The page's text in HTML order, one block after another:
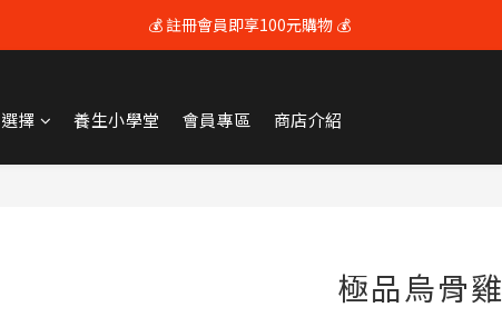
💰 註冊會員即享100元購物 💰
💰 註冊會員即享100元購物 💰
💰 註冊會員即享100元購物 💰
擇 養生小學堂 會員專區 商店介紹
極品烏骨雞